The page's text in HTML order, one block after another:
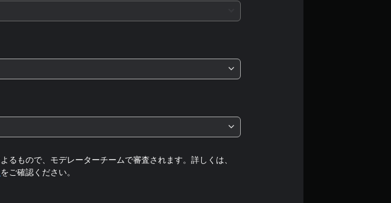
もので、モデレーターチームで審査されます。詳しくは、
をご確認ください。